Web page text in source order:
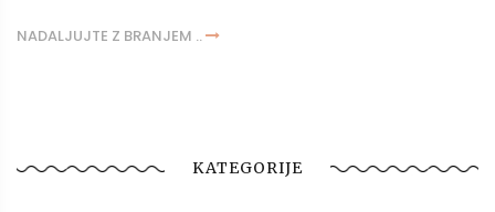
NADALJUJTE Z BRANJEM ..
KATEGORIJE